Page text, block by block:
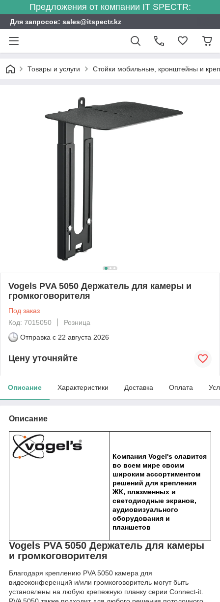
Предложения от компании IT SPECTR:
Для запросов: sales@itspectr.kz
Товары и услуги Стойки мобильные, кронштейны и
Vogels PVA 5050 Держатель для камеры и
громкоговорителя
Под заказ
Код: 7015050
Розница
Отправка с 22 августа 2026
Цену уточняйте
Описание Характеристики Доставка Оплата
Описание
Компания Vogel's славится
во всем мире своим
широким ассортиментом
решений для крепления
ЖК, плазменных и
светодиодные экранов,
аудиовизуального
оборудования и
планшетов
Vogels PVA 5050 Держатель для камеры
и громкоговорителя
Благодаря креплению PVA 5050 камера для
видеоконференций и/или громкоговоритель могут быть
установлены на любую крепежную планку серии Connect-it.